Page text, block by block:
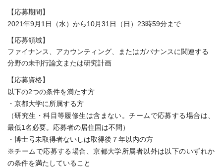
【応募期間】
2021年9月1日（水）から10月31日（日）23時59分まで
【応募領域】
ファイナンス、アカウンティング、またはガバナンスに関連する
分野の未刊行論文または研究計画
【応募資格】
以下の2つの条件を満たす方
・京都大学に所属する方
（研究生・科目等履修生は含まない。チームで応募する場合は、
最低1名必要。応募者の居住国は不問）
・博士号未取得者ないしは取得後７年以内の方
※チームで応募する場合、京都大学所属者以外は以下のいずれか
の条件を満たしていること